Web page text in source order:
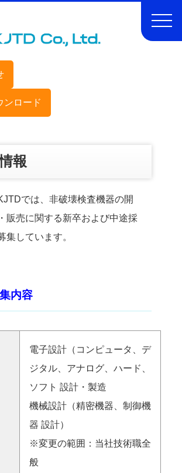
ンロード
報
では、非破壊検査機器の開
販売に関する新卒および中途採
集しています。
内容
電子設計（コンピュータ、デ
ジタル、アナログ、ハード、
ソフト 設計・製造
機械設計（精密機器、制御機
器 設計）
※変更の範囲：当社技術職全
般